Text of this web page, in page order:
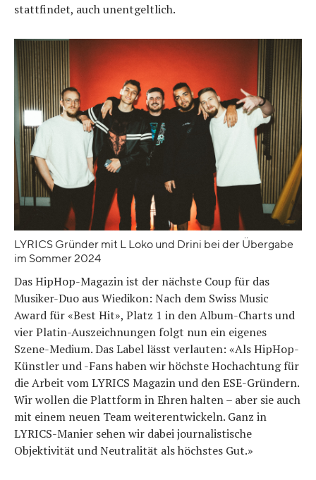
stattfindet, auch unentgeltlich.
LYRICS Gründer mit L Loko und Drini bei der Übergabe
im Sommer 2024
Das HipHop-Magazin ist der nächste Coup für das
Musiker-Duo aus Wiedikon: Nach dem Swiss Music
Award für «Best Hit», Platz 1 in den Album-Charts und
vier Platin-Auszeichnungen folgt nun ein eigenes
Szene-Medium. Das Label lässt verlauten: «Als HipHop-
Künstler und -Fans haben wir höchste Hochachtung für
die Arbeit vom LYRICS Magazin und den ESE-Gründern.
Wir wollen die Plattform in Ehren halten – aber sie auch
mit einem neuen Team weiterentwickeln. Ganz in
LYRICS-Manier sehen wir dabei journalistische
Objektivität und Neutralität als höchstes Gut.»